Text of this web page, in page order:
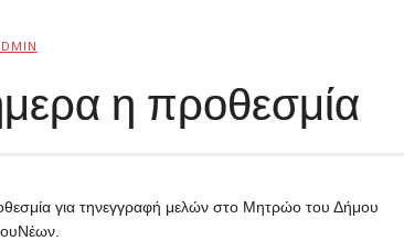
η προθεσμία
για τηνεγγραφή μελών στο Μητρώο του Δήμου